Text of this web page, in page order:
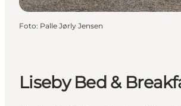
Foto: Palle Jørly Jensen
Liseby Bed &